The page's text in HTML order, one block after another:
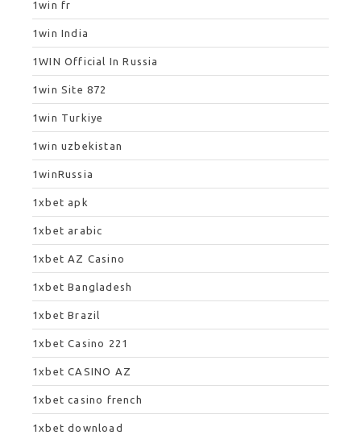
1win fr
1win India
1WIN Official In Russia
1win Site 872
1win Turkiye
1win uzbekistan
1winRussia
1xbet apk
1xbet arabic
1xbet AZ Casino
1xbet Bangladesh
1xbet Brazil
1xbet Casino 221
1xbet CASINO AZ
1xbet casino french
1xbet download